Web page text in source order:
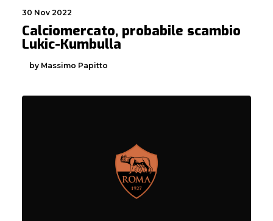
30 Nov 2022
Calciomercato, probabile scambio
Lukic-Kumbulla
by Massimo Papitto